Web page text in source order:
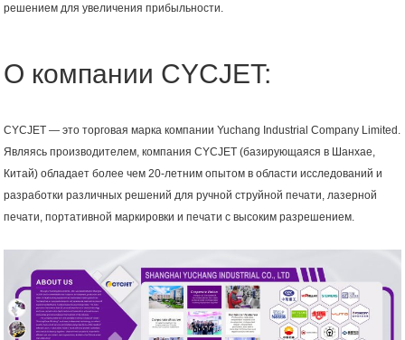
решением для увеличения прибыльности.
О компании CYCJET:
CYCJET — это торговая марка компании Yuchang Industrial Company Limited.
Являясь производителем, компания CYCJET (базирующаяся в Шанхае,
Китай) обладает более чем 20-летним опытом в области исследований и
разработки различных решений для ручной струйной печати, лазерной
печати, портативной маркировки и печати с высоким разрешением.